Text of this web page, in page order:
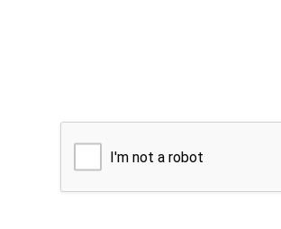
I'm not a robot